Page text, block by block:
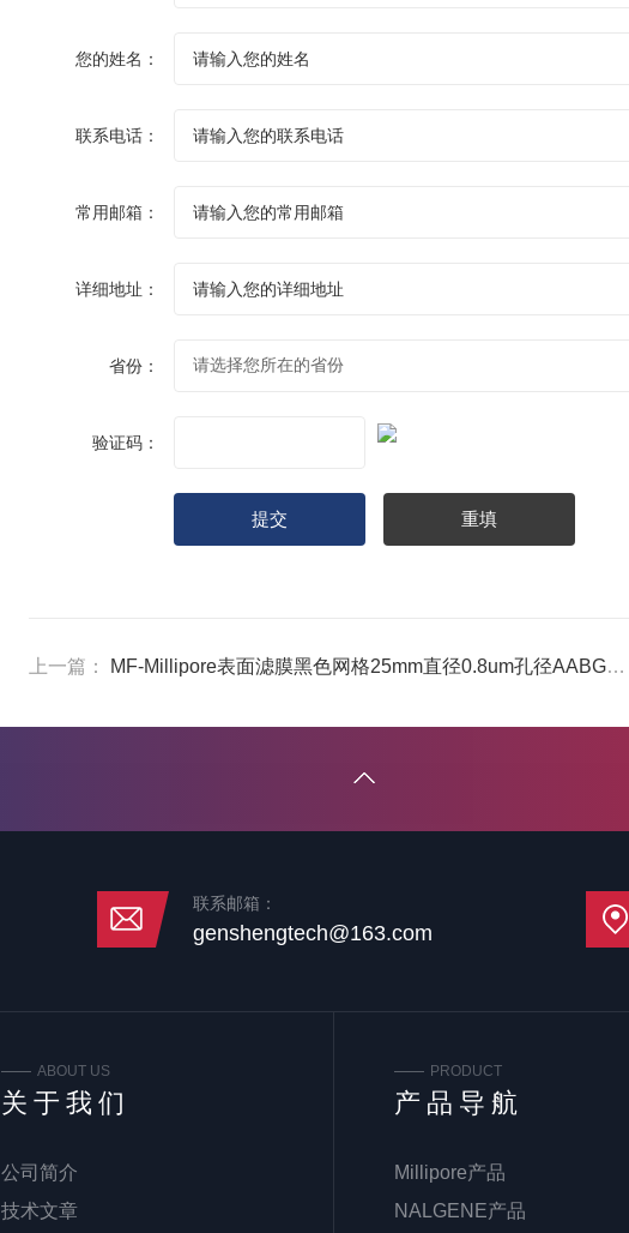
您的姓名：
联系电话：
常用邮箱：
详细地址：
省份：
验证码：
上一篇： MF-Millipore表面滤膜黑色网格25mm直径0.8um孔径AABG02500
联系邮箱：
genshengtech@163.com
ABOUT US
关于我们
公司简介
技术文章
PRODUCT
产品导航
Millipore产品
NALGENE产品